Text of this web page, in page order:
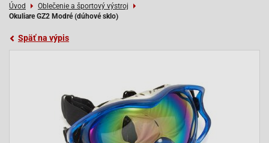
Úvod
Oblečenie a športový výstroj
Okuliare GZ2 Modré (dúhové sklo)
Späť na výpis